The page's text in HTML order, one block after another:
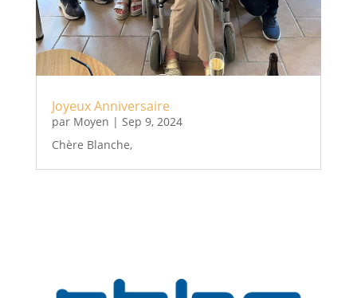
Joyeux Anniversaire
par Moyen | Sep 9, 2024
Chère Blanche,